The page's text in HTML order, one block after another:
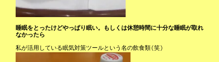
睡眠をとったけどやっぱり眠い。もしくは休憩時間に十分な睡眠が取れ
なかったら
私が活用している眠気対策ツールという名の飲食類(笑)